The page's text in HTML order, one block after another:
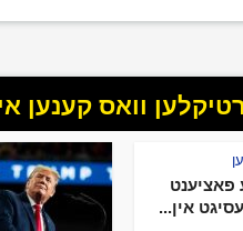
וואס קענען
פאציענט
אין...